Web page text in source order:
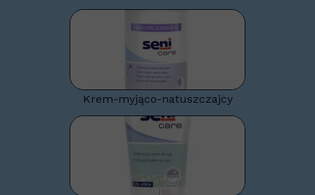
Krem-myjąco-natuszczajcy